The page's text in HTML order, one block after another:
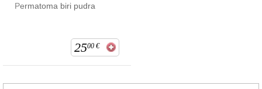
Permatoma biri pudra
2500 €